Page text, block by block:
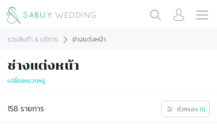
รวมสินค้า & บริการ ช่างแต่งหน้า
ช่างแต่งหน้า
เปลี่ยนหมวดหมู่
158 รายการ ตัวกรอง (1)